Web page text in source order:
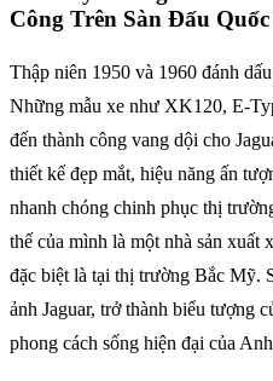
Công Trên Sàn Đấu Quốc
Thập niên 1950 và 1960 đánh
Những mẫu xe như XK120, E-
đến thành công vang dội cho
thiết kế đẹp mắt, hiệu năng ấn
nhanh chóng chinh phục thị
thế của mình là một nhà sản xuất
đặc biệt là tại thị trường Bắc Mỹ.
ảnh Jaguar, trở thành biểu tượng
phong cách sống hiện đại của